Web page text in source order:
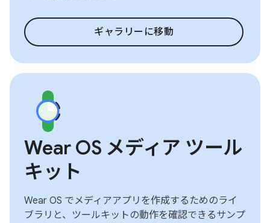
ギャラリーに移動
Wear OS メディア ツール
キット
Wear OS でメディアアプリを作成するためのライ
ブラリと、ツールキットの動作を確認できるサンプ